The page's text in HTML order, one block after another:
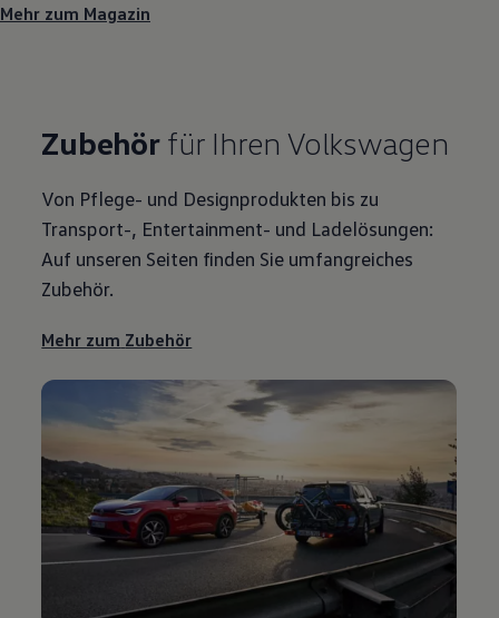
Mehr zum Magazin
Zubehörfür Ihren Volkswagen
Von Pflege- und Designprodukten bis zu
Transport-, Entertainment- und Ladelösungen:
Auf unseren Seiten finden Sie umfangreiches
Zubehör.
Mehr zum Zubehör